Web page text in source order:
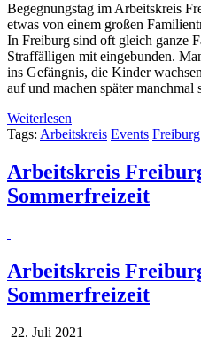
Begegnungstag im Arbeitskreis
etwas von einem großen
In Freiburg sind oft gleich ganze
Straffälligen mit eingebunden.
ins Gefängnis, die Kinder
auf und machen später
Weiterlesen
Tags: Arbeitskreis Events Freiburg
Arbeitskreis
Sommerfreizeit
Arbeitskreis
Sommerfreizeit
22. Juli 2021